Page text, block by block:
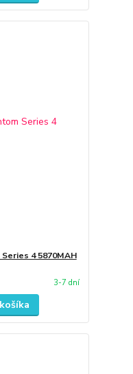
4 5870MAH
3-7 dní